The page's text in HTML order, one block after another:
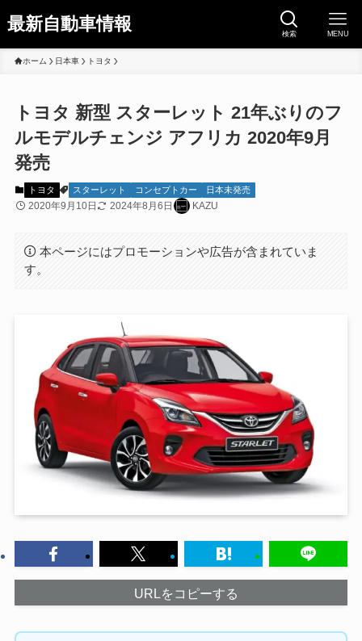
最新自動車情報 検索 MENU
ホーム 日本車 トヨタ
トヨタ 新型 スターレット 21年ぶりのフ
ルモデルチェンジ アフリカ 2020年9月
発売
トヨタ スターレット コンセプトカー 日本未発売
2020年9月10日 2024年8月6日 KAZU
本ページにはプロモーションや広告が含まれていま
す。
URLをコピーする